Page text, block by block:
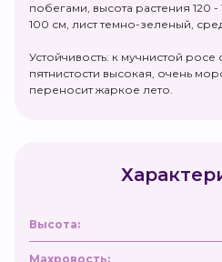
побегами, высота растения 120 -
100 см, лист темно-зеленый,
Устойчивость: к мучнистой
пятнистости высокая, очень
переносит жаркое лето.
Высота:
Махровость: